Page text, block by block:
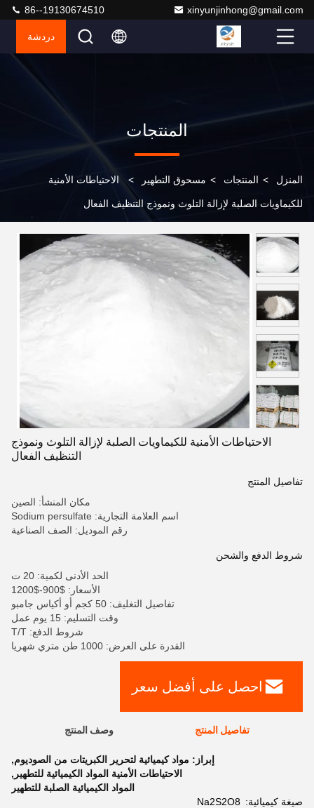
xinyunjinhong@gmail.com
86--19130674510
دردشة
المنتجات
المنزل > المنتجات > مسحوق التطهير > الاحتياطات الأمنية
للكيماويات الصلبة لإزالة التلوث ونموذج التنظيف الفعال
الاحتياطات الأمنية للكيماويات الصلبة لإزالة التلوث ونموذج
التنظيف الفعال
تفاصيل المنتج
مكان المنشأ: الصين
اسم العلامة التجارية: Sodium persulfate
رقم الموديل: الصف الصناعية
شروط الدفع والشحن
الحد الأدنى لكمية: 20 ت
الأسعار: $900-$1200
تفاصيل التغليف: 50 كجم أو أكياس جامبو
وقت التسليم: 15 يوم عمل
شروط الدفع: T/T
القدرة على العرض: 1000 طن متري شهريا
احصل على أفضل سعر
تفاصيل المنتج وصف المنتج
إبراز: مواد كيميائية لتحرير الكبريتات من الصوديوم,
الاحتياطات الأمنية المواد الكيميائية للتطهير ,
المواد الكيميائية الصلبة للتطهير
صيغة كيميائية: Na2S2O8